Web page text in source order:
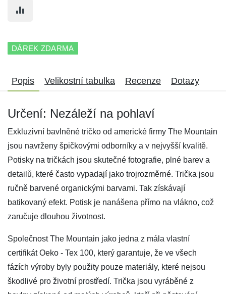
DÁREK ZDARMA
Popis Velikostní tabulka Recenze Dotazy
Určení: Nezáleží na pohlaví
Exkluzivní bavlněné tričko od americké firmy The Mountain
jsou navrženy špičkovými odborníky a v nejvyšší kvalitě.
Potisky na tričkách jsou skutečné fotografie, plné barev a
detailů, které často vypadají jako trojrozměrné. Trička jsou
ručně barvené organickými barvami. Tak získávají
batikovaný efekt. Potisk je nanášena přímo na vlákno, což
zaručuje dlouhou životnost.
Společnost The Mountain jako jedna z mála vlastní
certifikát Oeko - Tex 100, který garantuje, že ve všech
fázích výroby byly použity pouze materiály, které nejsou
škodlivé pro životní prostředí. Trička jsou vyráběné z